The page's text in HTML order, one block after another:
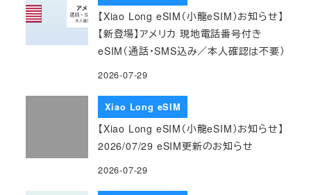
【Xiao Long eSIM（小龍eSIM）お知らせ】
【新登場】アメリカ 現地電話番号付き
eSIM（通話・SMS込み／本人確認は不要）
2026-07-29
Xiao Long eSIM
【Xiao Long eSIM（小龍eSIM）お知らせ】
2026/07/29 eSIM更新のお知らせ
2026-07-29